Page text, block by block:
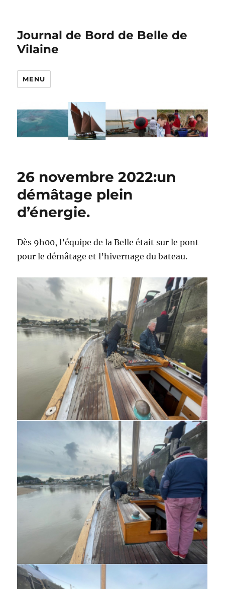
Journal de Bord de Belle de
Vilaine
MENU
26 novembre 2022:un
démâtage plein
d’énergie.
Dès 9h00, l’équipe de la Belle était sur le pont
pour le démâtage et l’hivernage du bateau.